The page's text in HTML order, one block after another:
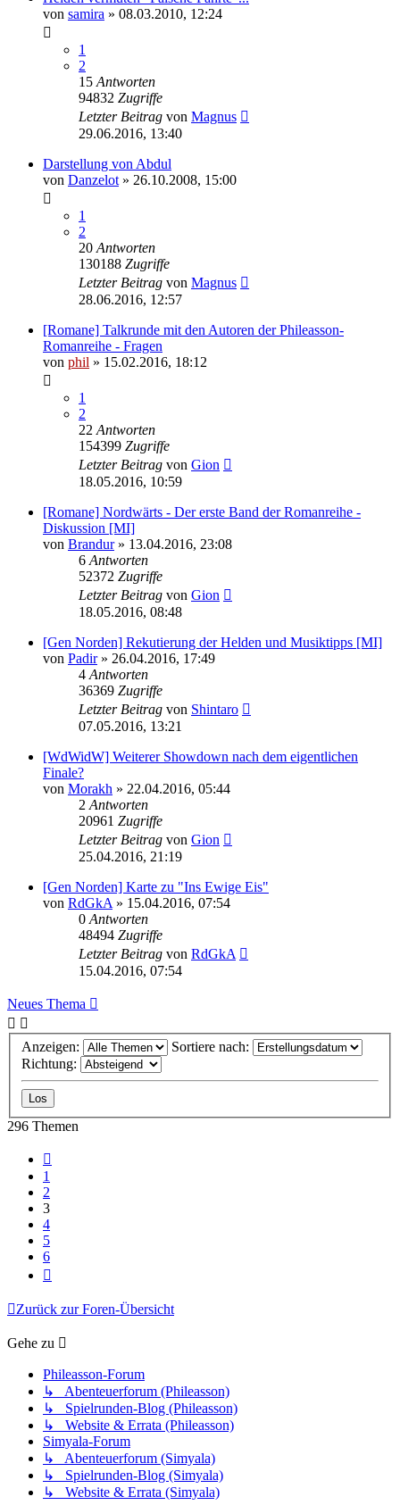
von samira » 08.03.2010, 12:24
1
2
15 Antworten
94832 Zugriffe
Letzter Beitrag von Magnus
29.06.2016, 13:40
Darstellung von Abdul
von Danzelot » 26.10.2008, 15:00
1
2
20 Antworten
130188 Zugriffe
Letzter Beitrag von Magnus
28.06.2016, 12:57
[Romane] Talkrunde mit den Autoren der Phileasson-
Romanreihe - Fragen
von phil » 15.02.2016, 18:12
1
2
22 Antworten
154399 Zugriffe
Letzter Beitrag von Gion
18.05.2016, 10:59
[Romane] Nordwärts - Der erste Band der Romanreihe -
Diskussion [MI]
von Brandur» 13.04.2016, 23:08
6 Antworten
52372 Zugriffe
Letzter Beitrag von Gion
18.05.2016, 08:48
[Gen Norden] Rekutierung der Helden und Musiktipps [MI]
von Padir» 26.04.2016, 17:49
4 Antworten
36369 Zugriffe
Letzter Beitrag von Shintaro
07.05.2016, 13:21
[WdWidW] Weiterer Showdown nach dem eigentlichen
Finale?
von Morakh » 22.04.2016, 05:44
2 Antworten
20961 Zugriffe
Letzter Beitrag von Gion
25.04.2016, 21:19
[Gen Norden] Karte zu "Ins Ewige Eis"
von RdGkA » 15.04.2016, 07:54
0 Antworten
48494 Zugriffe
Letzter Beitrag von RdGkA
15.04.2016, 07:54
Neues Thema
Anzeigen:
Sortiere nach:
Richtung:
296 Themen
1
2
3
4
5
6
Zurück zur Foren-Übersicht
Gehe zu
Phileasson-Forum
↳ Abenteuerforum (Phileasson)
↳ Spielrunden-Blog (Phileasson)
↳ Website & Errata (Phileasson)
Simyala-Forum
↳ Abenteuerforum (Simyala)
↳ Spielrunden-Blog (Simyala)
↳ Website & Errata (Simyala)